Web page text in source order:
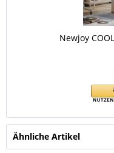
Newjoy
Ähnliche Artikel